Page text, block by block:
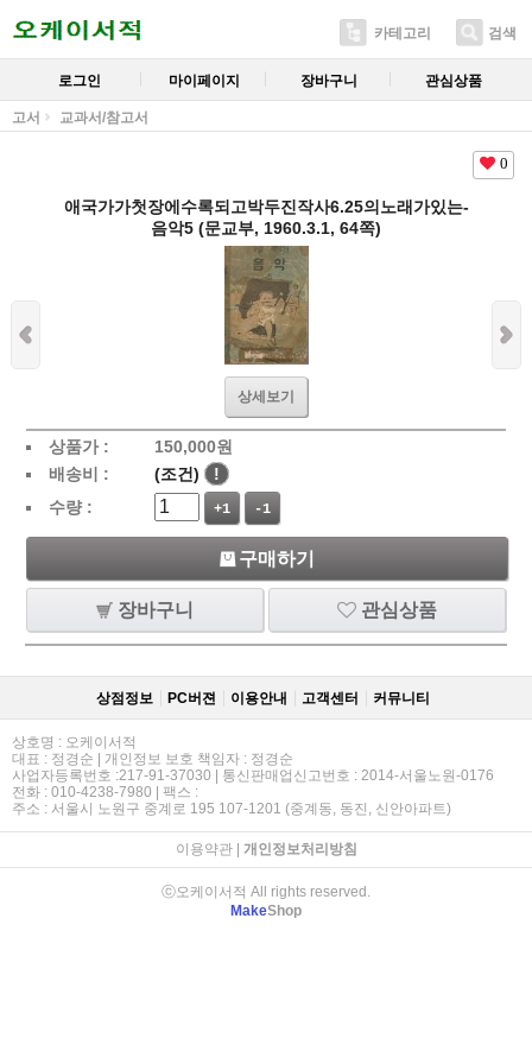
카테고리 검색
로그인 마이페이지 장바구니 관심상품
고서 교과서/참고서
0
애국가가첫장에수록되고박두진작사6.25의노래가있는-
음악5 (문교부, 1960.3.1, 64쪽)
상세보기
상품가 : 150,000원
배송비 :
(조건)
!
수량 :
+1 -1
구매하기
장바구니 관심상품
상점정보 PC버젼 이용안내 고객센터 커뮤니티
상호명 : 오케이서적
대표 : 정경순 | 개인정보 보호 책임자 : 정경순
사업자등록번호 :217-91-37030 | 통신판매업신고번호 : 2014-서울노원-0176
전화 : 010-4238-7980 | 팩스 :
주소 : 서울시 노원구 중계로 195 107-1201 (중계동, 동진, 신안아파트)
이용약관| 개인정보처리방침
ⓒ오케이서적 All rights reserved.
MakeShop